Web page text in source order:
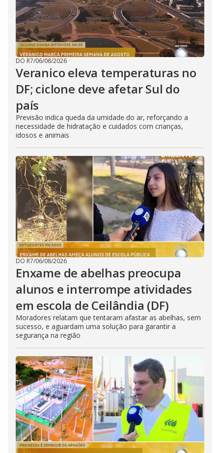
DO R7/06/08/2026
Veranico eleva temperaturas no
DF; ciclone deve afetar Sul do
país
Previsão indica queda da umidade do ar, reforçando a
necessidade de hidratação e cuidados com crianças,
idosos e animais
DO R7/06/08/2026
Enxame de abelhas preocupa
alunos e interrompe atividades
em escola de Ceilândia (DF)
Moradores relatam que tentaram afastar as abelhas, sem
sucesso, e aguardam uma solução para garantir a
segurança na região